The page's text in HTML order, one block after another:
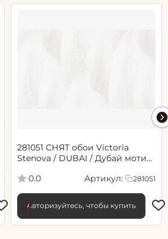
281051 СНЯТ обои Victoria
Stenova / DUBAI / Дубай мотив
0.0
Артикул: 281051
Авторизуйтесь, чтобы купить